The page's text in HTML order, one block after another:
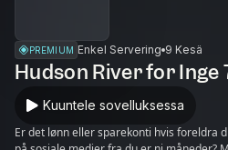
PREMIUM Enkel Servering 9 Kesä
Hudson River for Inge
Kuuntele sovelluksessa
Er det lønn eller sparekonti hvis foreldra